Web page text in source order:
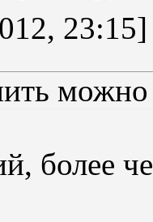
23:15]
более